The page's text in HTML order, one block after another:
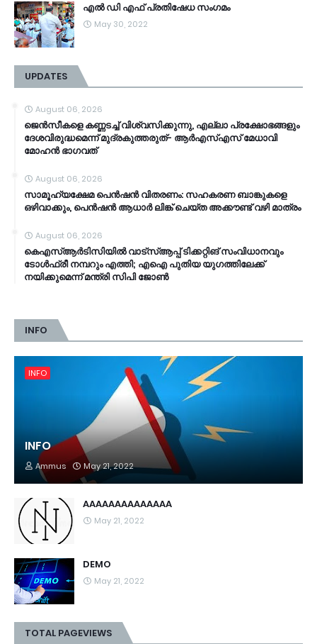
എൽ ഡി എഫ് പ്രതിഷേധ സംഗമം
May 30, 2022
UPDATES
August 06, 2026
ജെൻസീകളെ കണ്ണടച്ച് വിശ്വസിക്കുന്നു, എല്ലാ പ്രക്ഷോഭങ്ങളും
ദേശവിരുദ്ധമെന്ന് മുദ്രകുത്തരുത്- ആർഎസ്എസ് മേധാവി
മോഹൻ ഭാ​ഗവത്
August 06, 2026
സാമൂ​ഹ്യക്ഷേമ പെൻഷൻ വിതരണം: സഹകരണ ബാങ്കുകളെ
ഒഴിവാക്കും, പെൻഷൻ ആധാർ‌ ലിങ്ക് ചെയ്ത അക്കൗണ്ട് വഴി മാത്രം
August 06, 2026
കെഎസ്ആര്‍ടിസിയിൽ വാട്‌സ്ആപ്പ് ടിക്കറ്റിങ് സംവിധാനവും
ടോൾഫ്രീ നമ്പറും എത്തി; എഐ പുതിയ യുഗത്തിലേക്ക്
നയിക്കുമെന്ന് മന്ത്രി സിപി ജോൺ
INFO
INFO
INFO
Ammus May 21, 2022
AAAAAAAAAAAAAA
May 21, 2022
DEMO
May 21, 2022
TOTAL PAGEVIEWS